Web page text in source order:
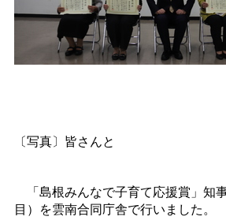
〔写真〕皆さんと
「島根みんなで子育て応援賞」知
目）を雲南合同庁舎で行いました。